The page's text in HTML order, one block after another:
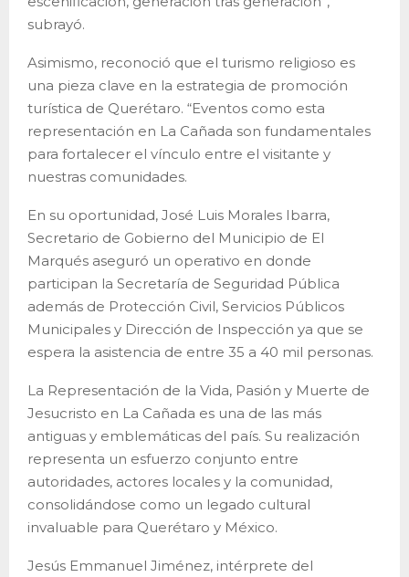
subrayó.
Asimismo, reconoció que el turismo religioso es
una pieza clave en la estrategia de promoción
turística de Querétaro. “Eventos como esta
representación en La Cañada son fundamentales
para fortalecer el vínculo entre el visitante y
nuestras comunidades.
En su oportunidad, José Luis Morales Ibarra,
Secretario de Gobierno del Municipio de El
Marqués aseguró un operativo en donde
participan la Secretaría de Seguridad Pública
además de Protección Civil, Servicios Públicos
Municipales y Dirección de Inspección ya que se
espera la asistencia de entre 35 a 40 mil personas.
La Representación de la Vida, Pasión y Muerte de
Jesucristo en La Cañada es una de las más
antiguas y emblemáticas del país. Su realización
representa un esfuerzo conjunto entre
autoridades, actores locales y la comunidad,
consolidándose como un legado cultural
invaluable para Querétaro y México.
Jesús Emmanuel Jiménez, intérprete del